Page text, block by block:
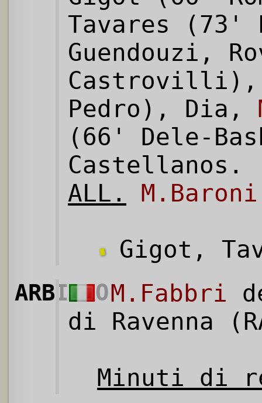
Tavares
Guendouzi,
Castrovilli),
Pedro), Dia,
(66' Dele-
Castellanos.
ALL.
M.Baroni
Gigot,
ARBITROM.Fabbri
di Ravenna
Minuti di